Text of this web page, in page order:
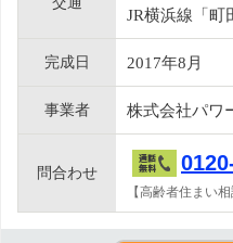
JR横浜線「町
完成日 2017年8月
事業者 株式会社パワ
問合わせ
【高齢者住まい相